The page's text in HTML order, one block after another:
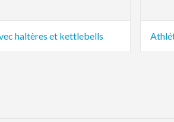
haltères et kettlebells